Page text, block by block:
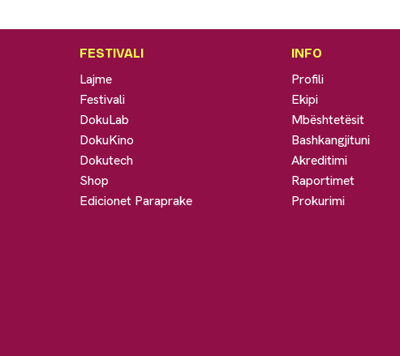
FESTIVALI
Lajme
Festivali
DokuLab
DokuKino
Dokutech
Shop
Edicionet Paraprake
INFO
Profili
Ekipi
Mbështetësit
Bashkangjituni
Akreditimi
Raportimet
Prokurimi